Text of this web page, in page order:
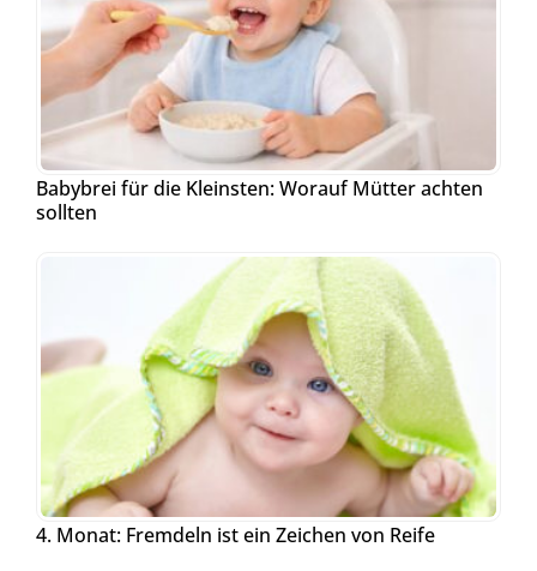
Babybrei für die Kleinsten: Worauf Mütter achten
sollten
4. Monat: Fremdeln ist ein Zeichen von Reife